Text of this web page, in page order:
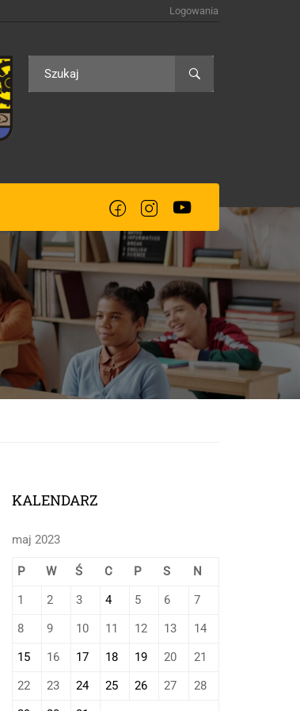
Logowania
KALENDARZ
maj 2023
P W Ś C P S
N
1
2 3 4 5 6
7
8
9 10 11 12 13
14
15
16 17 18 19 20
21
22
23 24 25 26 27
28